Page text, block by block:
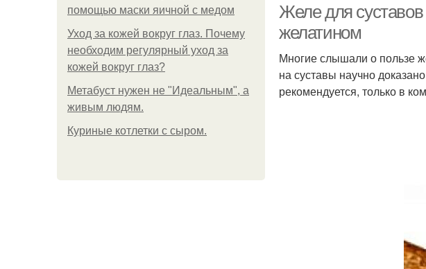
помощью маски яичной с медом
Уход за кожей вокруг глаз. Почему
необходим регулярный уход за
кожей вокруг глаз?
Метабуст нужен не "Идеальным", а
живым людям.
Куриные котлетки с сыром.
Желе для
желатином
Многие слышали о пользе
на суставы научно
рекомендуется, только в